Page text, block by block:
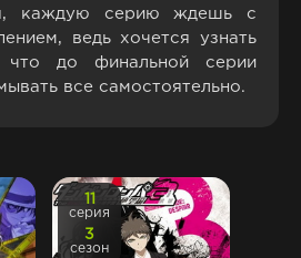
каждую серию ждешь с
ведь хочется узнать
что до финальной серии
все самостоятельно.
11
серия
3
сезон